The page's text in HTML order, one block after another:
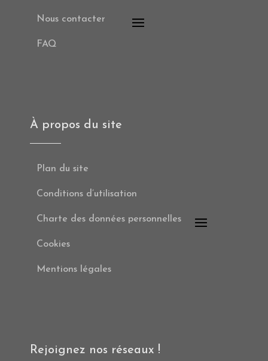
Nous contacter
FAQ
À propos du site
Plan du site
Conditions d’utilisation
Charte des données personnelles
Cookies
Mentions légales
Rejoignez nos réseaux !